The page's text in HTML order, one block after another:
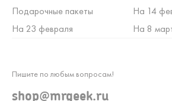
Подарочные пакеты
На 14
На 23 февраля
На 8
Пишите по любым вопросам!
shop@mrgeek.ru